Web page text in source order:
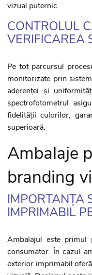
vizual puternic.
CONTROLUL
VERIFICAREA
Pe tot parcursul
monitorizate prin
aderenței și
spectrofotometrul
fidelității culorilor,
superioară.
Ambalaje
branding
IMPORTANȚA
IMPRIMABIL
Ambalajul este
consumator. În cazul
exterior imprimabil